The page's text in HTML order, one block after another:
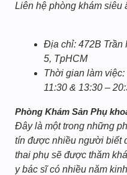
Liên hệ phòng khám siêu
Địa chỉ: 472B Trần
5, TpHCM
Thời gian làm
11:30 & 13:30 –
Phòng Khám Sản Phụ
Đây là một trong những
tín được nhiều người biết
thai phụ sẽ được thăm
y bác sĩ có nhiều năm